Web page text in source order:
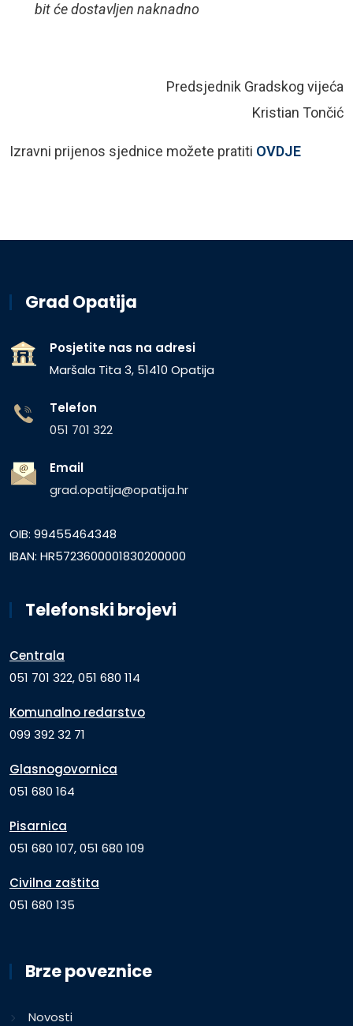
bit će dostavljen naknadno
Predsjednik Gradskog vijeća
Kristian Tončić
Izravni prijenos sjednice možete pratiti OVDJE
Grad Opatija
Posjetite nas na adresi
Maršala Tita 3, 51410 Opatija
Telefon
051 701 322
Email
grad.opatija@opatija.hr
OIB: 99455464348
IBAN: HR5723600001830200000
Telefonski brojevi
Centrala
051 701 322, 051 680 114
Komunalno redarstvo
099 392 32 71
Glasnogovornica
051 680 164
Pisarnica
051 680 107, 051 680 109
Civilna zaštita
051 680 135
Brze poveznice
Novosti